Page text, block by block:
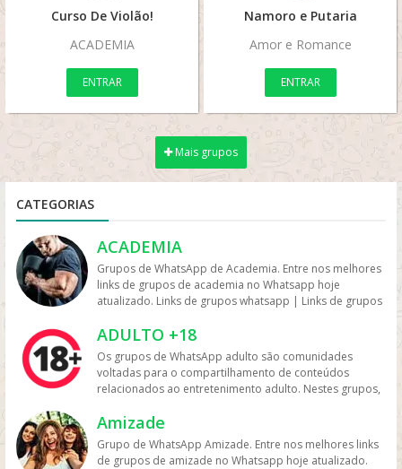
Curso De Violão!
ACADEMIA
ENTRAR
Namoro e Putaria
Amor e Romance
ENTRAR
Mais grupos
CATEGORIAS
ACADEMIA
Grupos de WhatsApp de Academia. Entre nos melhores
links de grupos de academia no Whatsapp hoje
atualizado. Links de grupos whatsapp | Links de grupos
de Whatsapp – Link Grupo Whatsapp. Só os melhores
links de grupos do Whatsapp entre agora porque os
links podem expirar. Mas antes compartilhe os grupos
na redes sociais. Conheça os grupos na rede sociais
whatsapp e converse com pessoas porque é tudo de
bom. Interaja com pessoas do brasil inteiro e também
de fora do brasil. Em grupos de whatsapp, entre em
grupos que pessoa legais. Grupos de academia
whatsapp Participe de grupo de musculação no whats,
ADULTO +18
Os grupos de WhatsApp adulto são comunidades
voltadas para o compartilhamento de conteúdos
relacionados ao entretenimento adulto. Nestes grupos,
discutir temas como sensualidade, relacionamento e
experiências pessoais. Muitos desses grupos focam na
interação entre adultos com interesses em comum,
Amizade
Grupo de WhatsApp Amizade. Entre nos melhores links
de grupos de amizade no Whatsapp hoje atualizado.